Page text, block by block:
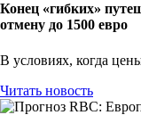
Конец «гибких»
отмену до 1500 евро
В условиях, когда
Читать новость